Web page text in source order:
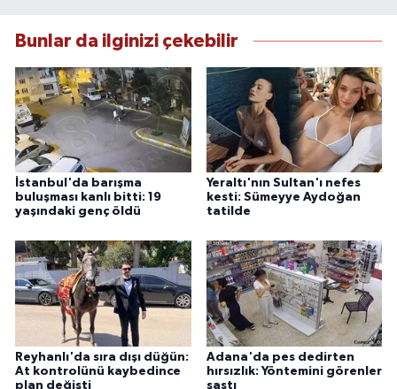
Bunlar da ilginizi çekebilir
İstanbul'da barışma
buluşması kanlı bitti: 19
yaşındaki genç öldü
Yeraltı'nın Sultan'ı nefes
kesti: Sümeyye Aydoğan
tatilde
Reyhanlı'da sıra dışı düğün:
At kontrolünü kaybedince
plan değişti
Adana'da pes dedirten
hırsızlık: Yöntemini görenler
şaştı